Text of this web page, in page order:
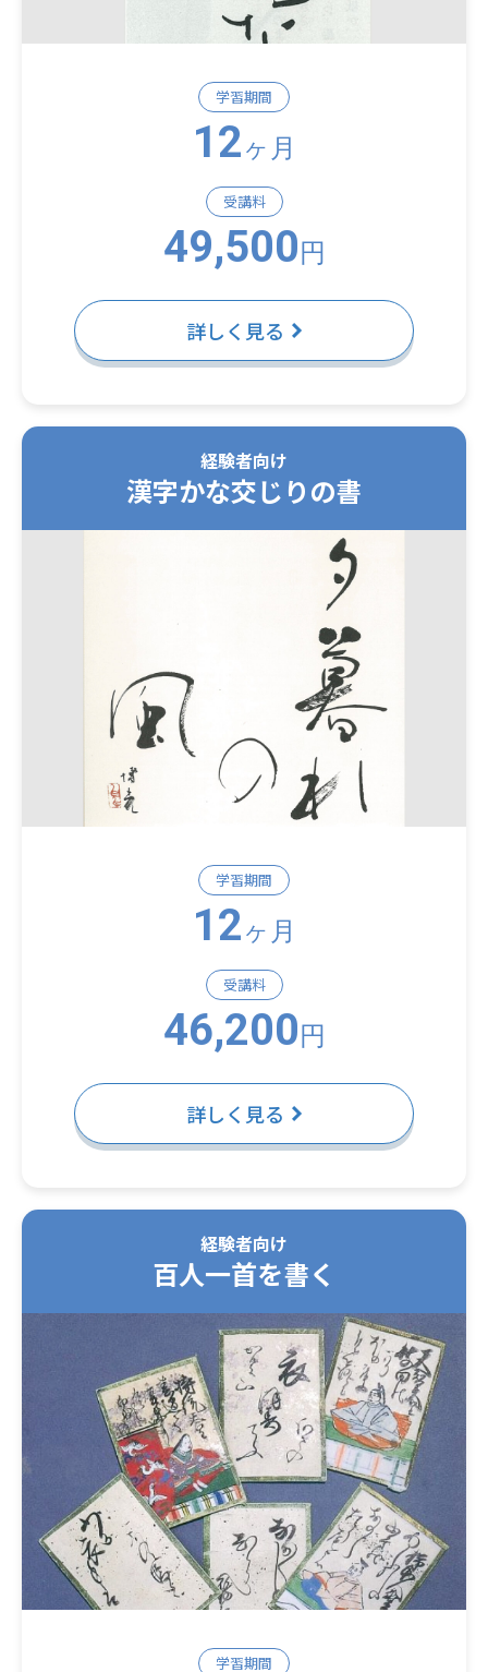
学習期間
12ヶ月
受講料
49,500 円
詳しく見る
経験者向け
漢字かな交じりの書
学習期間
12ヶ月
受講料
46,200 円
詳しく見る
経験者向け
百人一首を書く
学習期間